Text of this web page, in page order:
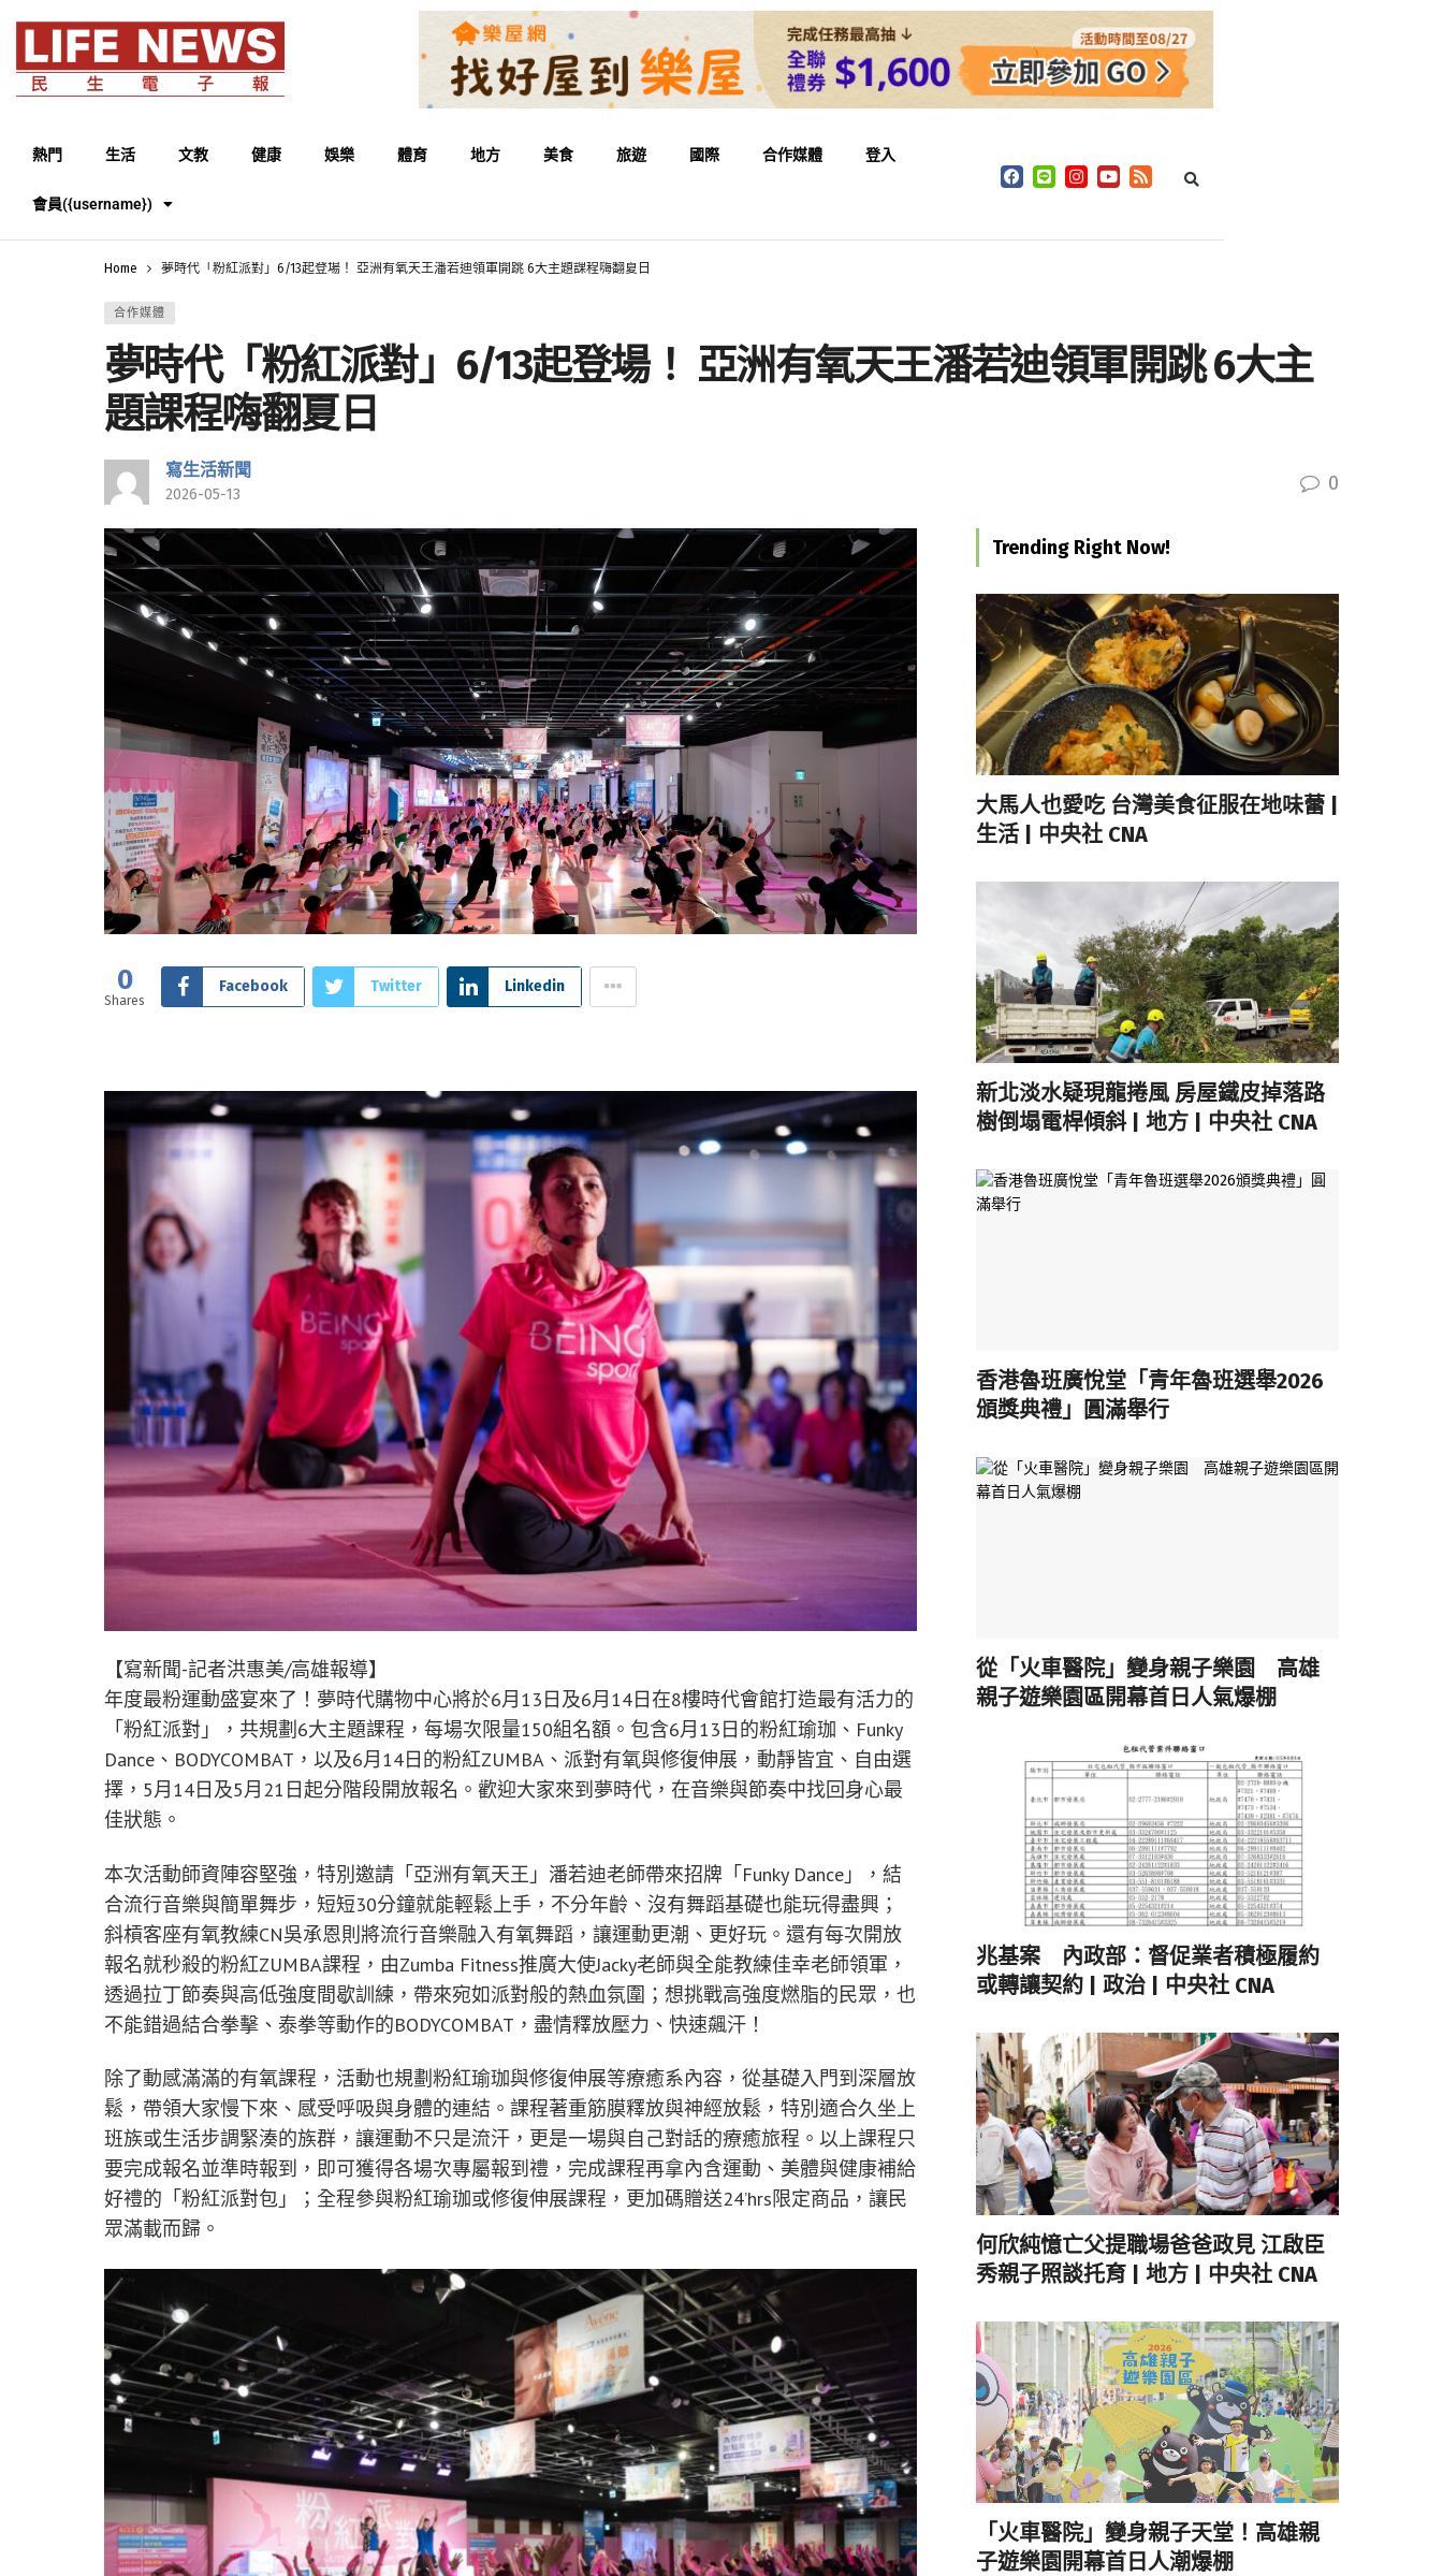
熱門 生活 文教 健康 娛樂 體育 地方 美食 旅遊 國際 合作媒體 登入
會員({username})
Home 夢時代「粉紅派對」6/13起登場！ 亞洲有氧天王潘若迪領軍開跳 6大主題課程嗨翻夏日
合作媒體
夢時代「粉紅派對」6/13起登場！ 亞洲有氧天王潘若迪領軍開跳 6大主
題課程嗨翻夏日
寫生活新聞
2026-05-13 0
0
Shares
Facebook Twitter Linkedin
【寫新聞-記者洪惠美/高雄報導】
年度最粉運動盛宴來了！夢時代購物中心將於6月13日及6月14日在8樓時代會館打造最有活力的
「粉紅派對」，共規劃6大主題課程，每場次限量150組名額。包含6月13日的粉紅瑜珈、Funky
Dance、BODYCOMBAT，以及6月14日的粉紅ZUMBA、派對有氧與修復伸展，動靜皆宜、自由選
擇，5月14日及5月21日起分階段開放報名。歡迎大家來到夢時代，在音樂與節奏中找回身心最
佳狀態。
本次活動師資陣容堅強，特別邀請「亞洲有氧天王」潘若迪老師帶來招牌「Funky Dance」，結
合流行音樂與簡單舞步，短短30分鐘就能輕鬆上手，不分年齡、沒有舞蹈基礎也能玩得盡興；
斜槓客座有氧教練CN吳承恩則將流行音樂融入有氧舞蹈，讓運動更潮、更好玩。還有每次開放
報名就秒殺的粉紅ZUMBA課程，由Zumba Fitness推廣大使Jacky老師與全能教練佳幸老師領軍，
透過拉丁節奏與高低強度間歇訓練，帶來宛如派對般的熱血氛圍；想挑戰高強度燃脂的民眾，也
不能錯過結合拳擊、泰拳等動作的BODYCOMBAT，盡情釋放壓力、快速飆汗！
除了動感滿滿的有氧課程，活動也規劃粉紅瑜珈與修復伸展等療癒系內容，從基礎入門到深層放
鬆，帶領大家慢下來、感受呼吸與身體的連結。課程著重筋膜釋放與神經放鬆，特別適合久坐上
班族或生活步調緊湊的族群，讓運動不只是流汗，更是一場與自己對話的療癒旅程。以上課程只
要完成報名並準時報到，即可獲得各場次專屬報到禮，完成課程再拿內含運動、美體與健康補給
好禮的「粉紅派對包」；全程參與粉紅瑜珈或修復伸展課程，更加碼贈送24’hrs限定商品，讓民
眾滿載而歸。
Trending Right Now!
大馬人也愛吃 台灣美食征服在地味蕾 |
生活 | 中央社 CNA
新北淡水疑現龍捲風 房屋鐵皮掉落路
樹倒塌電桿傾斜 | 地方 | 中央社 CNA
香港魯班廣悅堂「青年魯班選舉2026
頒獎典禮」圓滿舉行
從「火車醫院」變身親子樂園 高雄
親子遊樂園區開幕首日人氣爆棚
兆基案 內政部：督促業者積極履約
或轉讓契約 | 政治 | 中央社 CNA
何欣純憶亡父提職場爸爸政見 江啟臣
秀親子照談托育 | 地方 | 中央社 CNA
「火車醫院」變身親子天堂！高雄親
子遊樂園開幕首日人潮爆棚